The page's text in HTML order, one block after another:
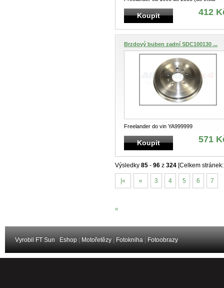
podvozku VIN YA999999) Shodné kata
...
Koupit 412
Brzdový buben zadní SDC100130 ...
Freelander do vin YA999999
Koupit 571
Výsledky 85 - 96 z 324 [Celkem
|« « 3 4 5 6 7
«
Vyrobil FT Sun Eshop Motořetězy Fotokniha Fotoobrazy